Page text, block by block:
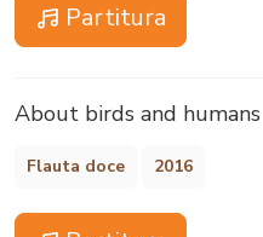
Partitura
About birds and humans
Flauta doce 2016